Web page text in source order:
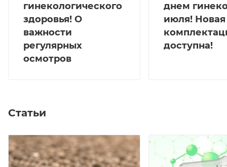
гинекологического
здоровья! О
важности
регулярных
осмотров
днем
июля! Новая
доступна!
Статьи